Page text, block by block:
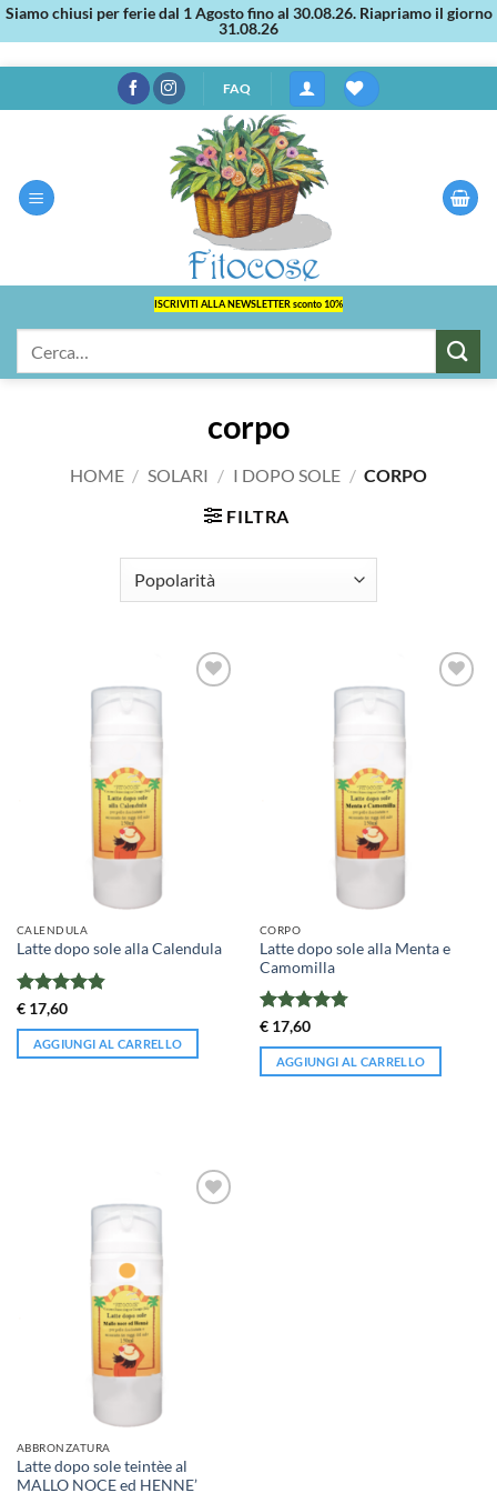
Siamo chiusi per ferie dal 1 Agosto fino al 30.08.26. Riapriamo il giorno
31.08.26
ai
FAQ
ISCRIVITI ALLA NEWSLETTER sconto 10%
corpo
HOME / SOLARI / I DOPO SOLE / CORPO
FILTRA
CALENDULA
Latte dopo sole alla Calendula
Valutato
4.82su 5
€17,60
AGGIUNGI AL CARRELLO
CORPO
Latte dopo sole alla Menta e
Camomilla
Valutato
4.75su 5
€17,60
AGGIUNGI AL CARRELLO
ABBRONZATURA
Latte dopo sole teintèe al
MALLO NOCE ed HENNE’